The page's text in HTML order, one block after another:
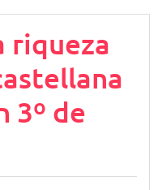
riqueza
3º de